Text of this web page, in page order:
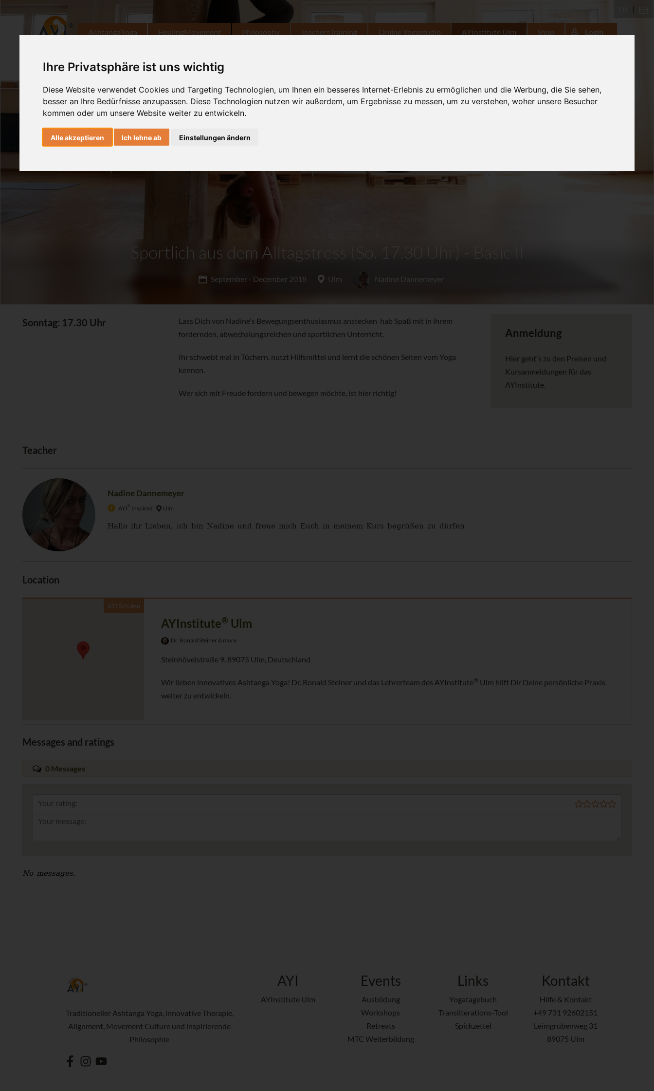
Ihre Privatsphäre ist uns wichtig
Diese Website verwendet Cookies und Targeting Technologien, um Ihnen ein besseres Internet-Erlebnis zu ermöglichen und die Werbung, die Sie sehen,
besser an Ihre Bedürfnisse anzupassen. Diese Technologien nutzen wir außerdem, um Ergebnisse zu messen, um zu verstehen, woher unsere Besucher
kommen oder um unsere Website weiter zu entwickeln.
Alle akzeptieren Ich lehne ab Einstellungen ändern
AshtangaYoga HealingMovement Philosophy TeachersTraining Online Yogastudio AYInstitute Ulm Shop Login
Sportlich aus dem Alltagstress (So. 17.30 Uhr) - Basic II
September - December 2018 Ulm Nadine Dannemeyer
Sonntag: 17.30 Uhr
Lass Dich von Nadine's Bewegungsenthusiasmus anstecken hab Spaß mit in ihrem
fordernden, abwechslungsreichen und sportlichen Unterricht.
Ihr schwebt mal in Tüchern, nutzt Hilfsmittel und lernt die schönen Seiten vom Yoga
kennen.
Wer sich mit Freude fordern und bewegen möchte, ist hier richtig!
Anmeldung
Hier geht's zu den Preisen und
Kursanmeldungen für das
AYInstitute.
Teacher
Nadine Dannemeyer
AYI ® Inspired Ulm
Hallo ihr Lieben, ich bin Nadine und freue mich Euch in meinem Kurs begrüßen zu dürfen.
Location
AYI Schulen
AYInstitute® Ulm
Dr. Ronald Steiner & more
Steinhövelstraße 9, 89075 Ulm, Deutschland
Wir lieben innovatives Ashtanga Yoga! Dr. Ronald Steiner und das Lehrerteam des AYInstitute® Ulm hilft Dir Deine persönliche Praxis
weiter zu entwickeln.
Messages and ratings
0 Messages
Your rating:
No messages.
Traditioneller Ashtanga Yoga, innovative Therapie,
Alignment, Movement Culture und inspirierende
Philosophie
AYI
AYInstitute Ulm
Events
Ausbildung
Workshops
Retreats
MTC Weiterbildung
Links
Yogatagebuch
Transliterations-Tool
Spickzettel
Kontakt
Hilfe & Kontakt
+49 731 92602151
Leimgrubenweg 31
89075 Ulm